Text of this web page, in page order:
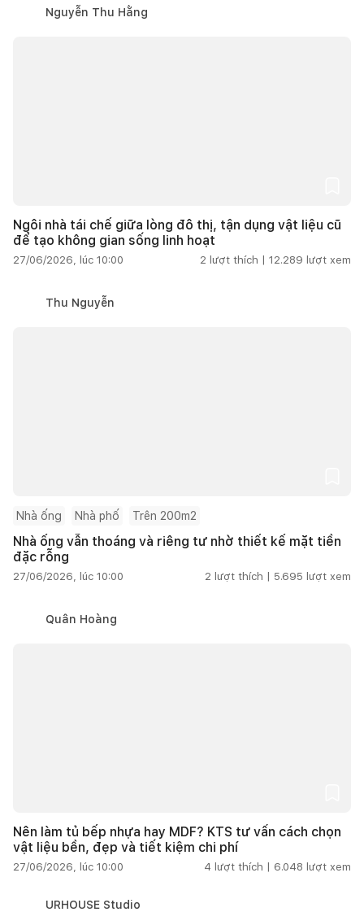
Nguyễn Thu Hằng
Ngôi nhà tái chế giữa lòng đô thị, tận dụng vật liệu cũ
để tạo không gian sống linh hoạt
27/06/2026, lúc 10:00 2 lượt thích | 12.289 lượt xem
Thu Nguyễn
Nhà ống Nhà phố Trên 200m2
Nhà ống vẫn thoáng và riêng tư nhờ thiết kế mặt tiền
đặc rỗng
27/06/2026, lúc 10:00 2 lượt thích | 5.695 lượt xem
Quân Hoàng
Nên làm tủ bếp nhựa hay MDF? KTS tư vấn cách chọn
vật liệu bền, đẹp và tiết kiệm chi phí
27/06/2026, lúc 10:00 4 lượt thích | 6.048 lượt xem
URHOUSE Studio